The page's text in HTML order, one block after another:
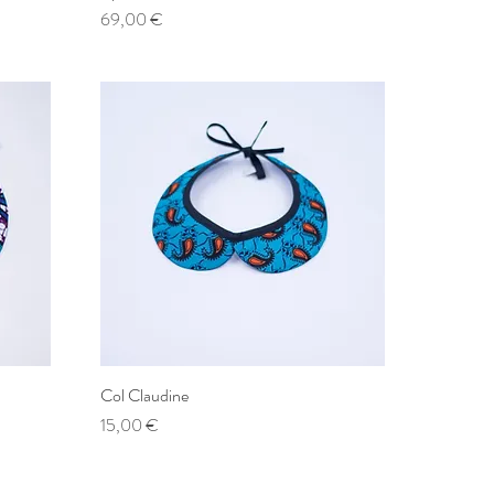
Prix
69,00 €
Col Claudine
Prix
15,00 €